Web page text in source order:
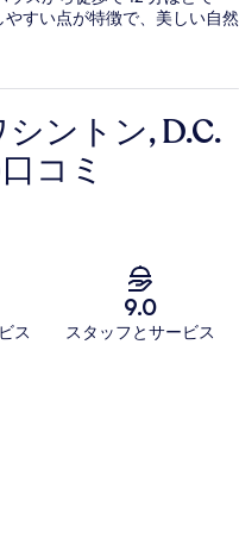
すい点が特徴で、美しい自然
ントン, D.C.
コミ
ス
9.0
スタッフとサービス